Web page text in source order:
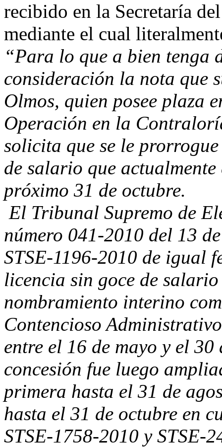
recibido en la Secretaría
mediante el cual
“Para lo que a bien tenga
consideración la nota que
Olmos, quien posee plaza
Operación en la
solicita que se le
de salario que
próximo 31 de octubre.
El Tribunal Supremo de
número 041-2010 del 13
STSE-1196-2010 de igual
licencia sin goce de
nombramiento interino
Contencioso
entre el 16 de mayo y el
concesión fue luego
primera hasta el 31 de
hasta el 31 de octubre en
STSE-1758-2010 y STSE-